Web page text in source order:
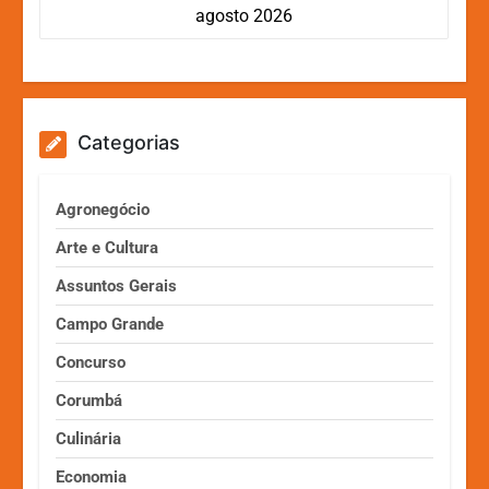
agosto 2026
Categorias
Agronegócio
Arte e Cultura
Assuntos Gerais
Campo Grande
Concurso
Corumbá
Culinária
Economia